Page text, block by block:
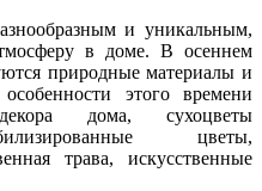
и уникальным,
в доме. В осеннем
природные материалы и
этого времени
дома, сухоцветы
цветы,
трава, искусственные